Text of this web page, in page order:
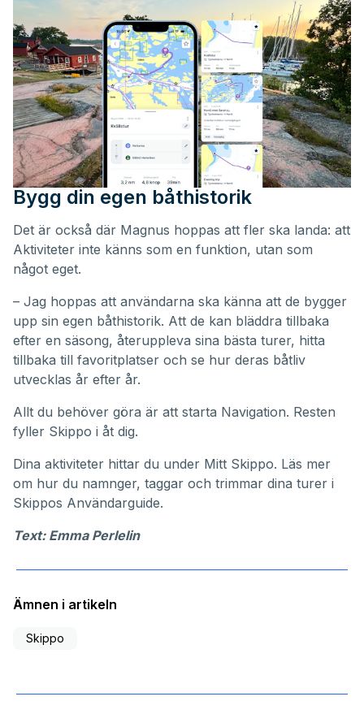
Bygg din egen båthistorik
Det är också där Magnus hoppas att fler ska landa: att
Aktiviteter inte känns som en funktion, utan som
något eget.
– Jag hoppas att användarna ska känna att de bygger
upp sin egen båthistorik. Att de kan bläddra tillbaka
efter en säsong, återuppleva sina bästa turer, hitta
tillbaka till favoritplatser och se hur deras båtliv
utvecklas år efter år.
Allt du behöver göra är att starta Navigation. Resten
fyller Skippo i åt dig.
Dina aktiviteter hittar du under Mitt Skippo. Läs mer
om hur du namnger, taggar och trimmar dina turer i
Skippos Användarguide.
Text: Emma Perlelin
Ämnen i artikeln
Skippo